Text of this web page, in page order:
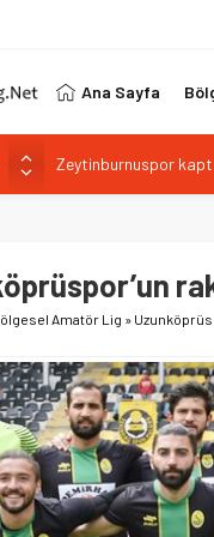
Ana Sayfa
Şilespor’da Lokman
Bakırköyspor Kaan
Bağcılar Yeni
Zeytinburnuspor
Amatör Lig »